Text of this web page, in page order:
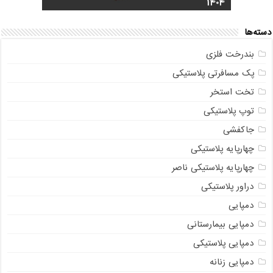
دسته‌ها
بندرخت فلزی
پک مسافرتی پلاستیکی
تخت استخر
توپ پلاستیکی
جاکفشی
چهارپایه پلاستیکی
چهارپایه پلاستیکی ناصر
دراور پلاستیکی
دمپایی
دمپایی بیمارستانی
دمپایی پلاستیکی
دمپایی زنانه